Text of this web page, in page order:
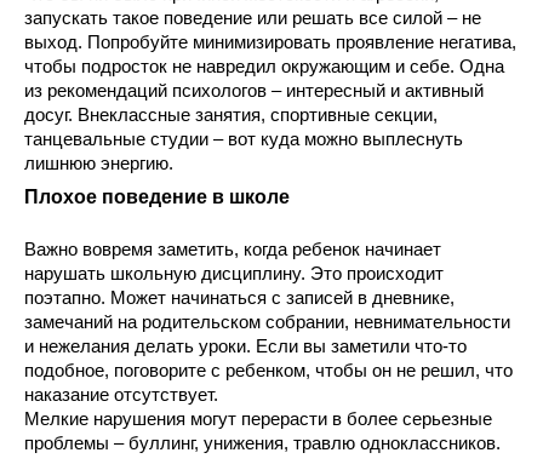
запускать такое поведение или решать все силой – не
выход. Попробуйте минимизировать проявление негатива,
чтобы подросток не навредил окружающим и себе. Одна
из рекомендаций психологов – интересный и активный
досуг. Внеклассные занятия, спортивные секции,
танцевальные студии – вот куда можно выплеснуть
лишнюю энергию.
Плохое поведение в школе
Важно вовремя заметить, когда ребенок начинает
нарушать школьную дисциплину. Это происходит
поэтапно. Может начинаться с записей в дневнике,
замечаний на родительском собрании, невнимательности
и нежелания делать уроки. Если вы заметили что-то
подобное, поговорите с ребенком, чтобы он не решил, что
наказание отсутствует.
Мелкие нарушения могут перерасти в более серьезные
проблемы – буллинг, унижения, травлю одноклассников.